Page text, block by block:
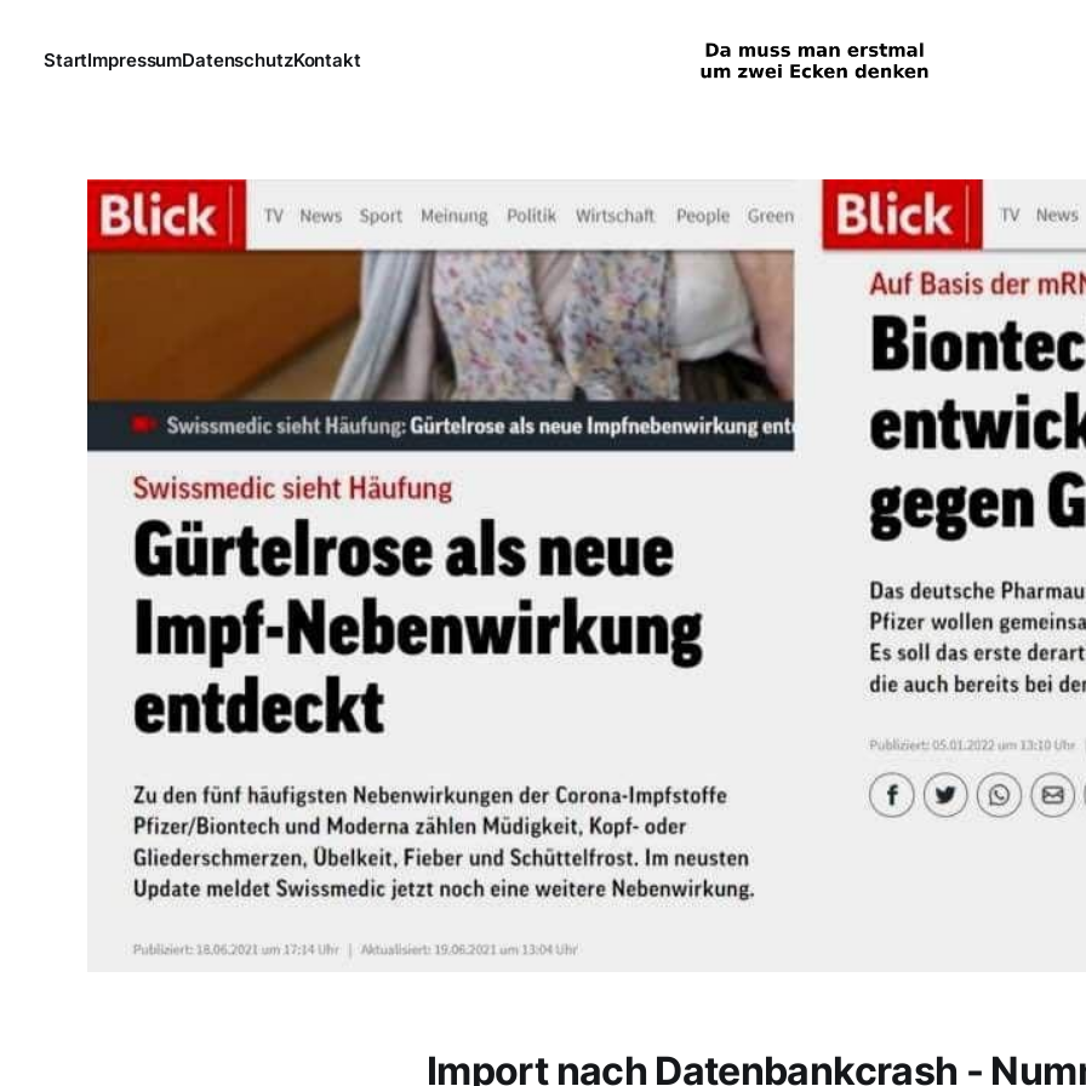
StartImpressumDatenschutzKontakt
Import nach Datenbankcrash -